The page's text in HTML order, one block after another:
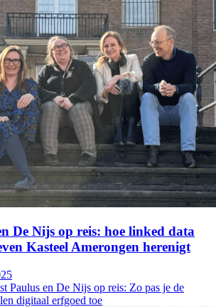
De Nijs op reis: hoe linked data
Kasteel Amerongen herenigt
Paulus en De Nijs op reis: Zo pas je de
digitaal erfgoed toe